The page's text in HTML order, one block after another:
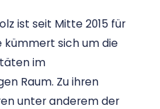
ist seit Mitte 2015 für
kümmert sich um die
im
Raum. Zu ihren
unter anderem der